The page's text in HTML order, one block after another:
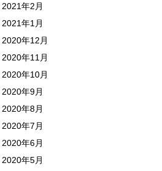
2021年2月
2021年1月
2020年12月
2020年11月
2020年10月
2020年9月
2020年8月
2020年7月
2020年6月
2020年5月